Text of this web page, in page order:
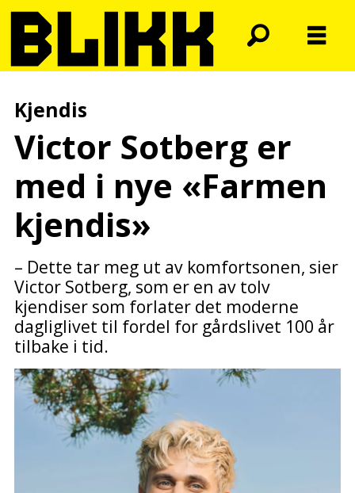
Kjendis
Victor Sotberg er
med i nye «Farmen
kjendis»
– Dette tar meg ut av komfortsonen, sier
Victor Sotberg, som er en av tolv
kjendiser som forlater det moderne
dagliglivet til fordel for gårdslivet 100 år
tilbake i tid.